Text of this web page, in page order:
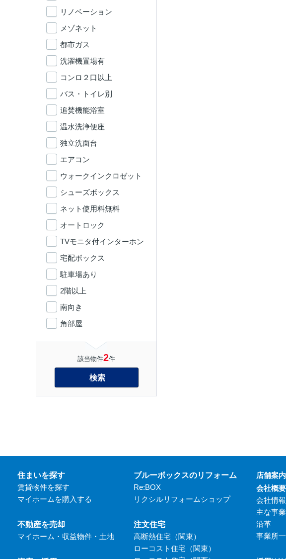
リノベーション
メゾネット
都市ガス
洗濯機置場有
コンロ２口以上
バス・トイレ別
追焚機能浴室
温水洗浄便座
独立洗面台
エアコン
ウォークインクロゼット
シューズボックス
ネット使用料無料
オートロック
TVモニタ付インターホン
宅配ボックス
駐車場あり
2階以上
南向き
角部屋
該当物件2件
検索
住まいを探す
賃貸物件を探す
マイホームを購入する
不動産を売却
マイホーム・収益物件・土地
ブルーボックスのリフォーム
Re:BOX
リクシルリフォームショップ
注文住宅
高断熱住宅（関東）
ローコスト住宅（関東）
店舗案内
会社概要
会社情報
主な事業
沿革
事業所